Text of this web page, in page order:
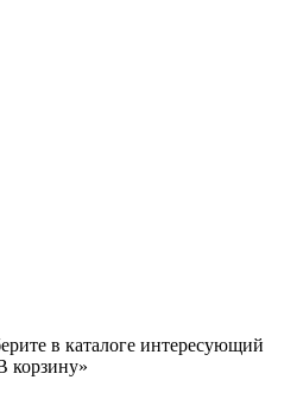
в каталоге интересующий
корзину»